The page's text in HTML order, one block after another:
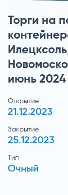
Торги на
июнь 2024
Открытие
21.12.2023
Закрытие
25.12.2023
Тип
Очный